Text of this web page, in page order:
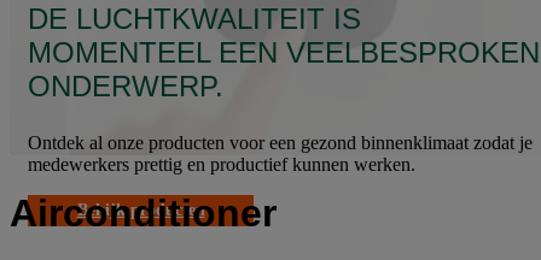
DE LUCHTKWALITEIT IS
MOMENTEEL EEN VEELBESPROKEN
ONDERWERP.
Ontdek al onze producten voor een gezond binnenklimaat zodat je
medewerkers prettig en productief kunnen werken.
Bekijk producten
Airconditioner